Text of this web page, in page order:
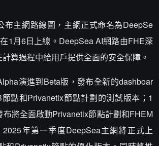
布主網路線圖，主網正式命名為DeepSe
1月6日上線。DeepSea AI網路由FHE深
算過程中給用戶提供全面的安全保障。
演進到Beta版，發布全新的dashboar
點和Privanetix節點計劃的測試版本；1
布將全面啟動Privanetix節點計劃和FHEM
年第一季度DeepSea主網將正式上